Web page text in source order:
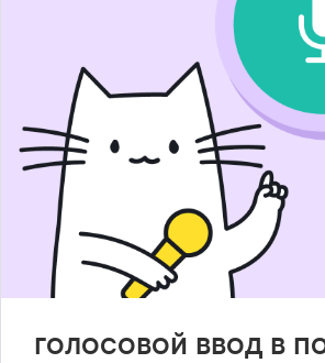
голосовой ввод в